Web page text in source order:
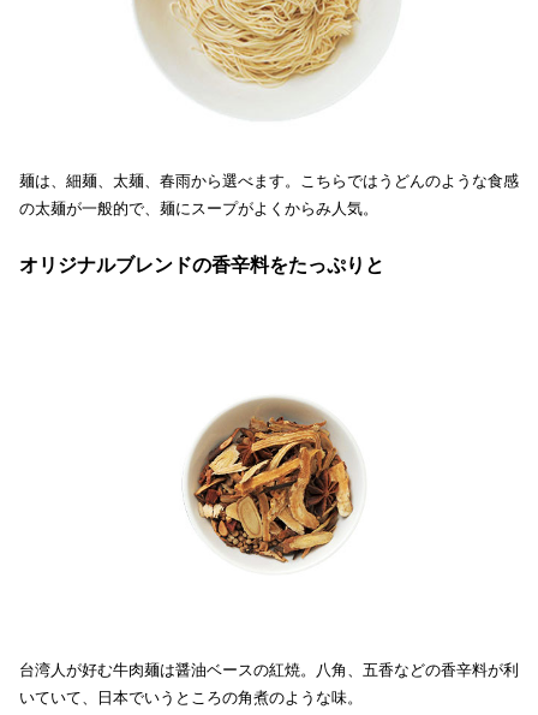
麺は、細麺、太麺、春雨から選べます。こちらではうどんのような食感
の太麺が一般的で、麺にスープがよくからみ人気。
オリジナルブレンドの香辛料をたっぷりと
台湾人が好む牛肉麺は醤油ベースの紅焼。八角、五香などの香辛料が利
いていて、日本でいうところの角煮のような味。